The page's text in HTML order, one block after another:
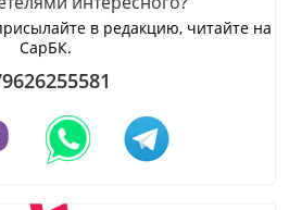
в редакцию, читайте на
СарБК.